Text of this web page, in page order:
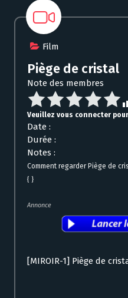
Film
Piège de cristal
Note des membres
Veuillez vous connecter
Date :
Durée :
Notes :
Comment regarder Piège de
{ }
Annonce
[MIROIR-1] Piège de